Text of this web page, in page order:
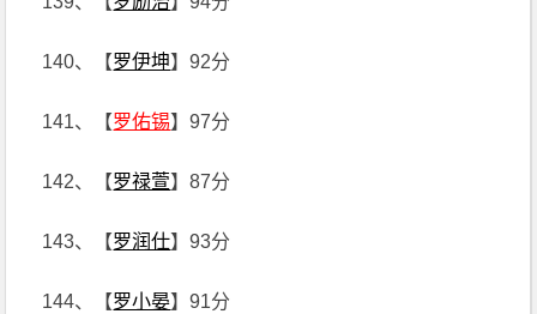
140、【罗伊坤】92分
141、【罗佑锡】97分
142、【罗禄萱】87分
143、【罗润仕】93分
144、【罗小晏】91分